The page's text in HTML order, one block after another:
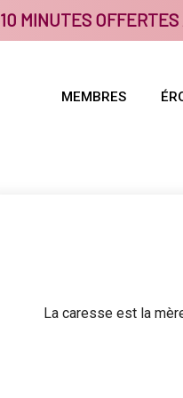
10 MINUTES
MEMBRES
La caresse est la